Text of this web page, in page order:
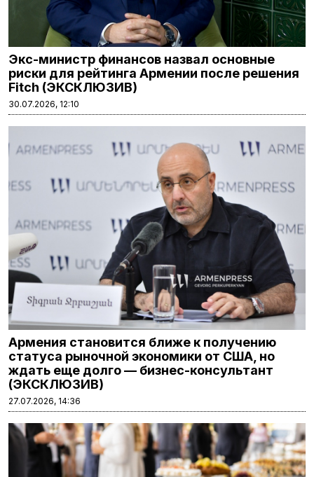
Экс-министр финансов назвал основные
риски для рейтинга Армении после решения
Fitch (ЭКСКЛЮЗИВ)
30.07.2026, 12:10
Армения становится ближе к получению
статуса рыночной экономики от США, но
ждать еще долго — бизнес-консультант
(ЭКСКЛЮЗИВ)
27.07.2026, 14:36